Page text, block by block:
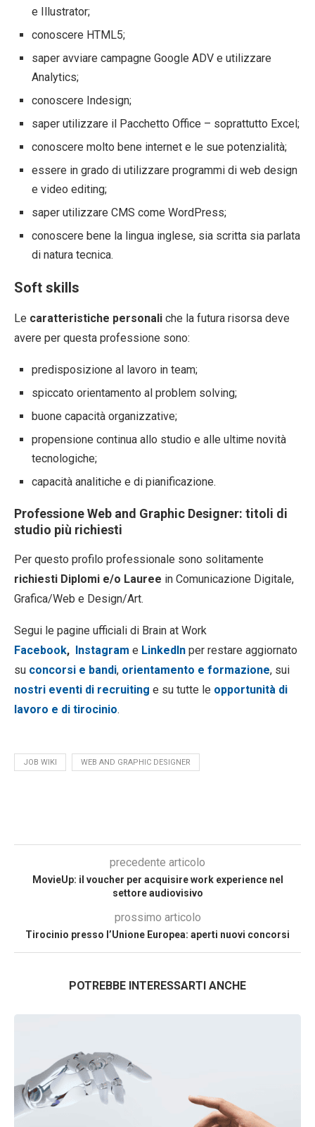
e Illustrator;
conoscere HTML5;
saper avviare campagne Google ADV e utilizzare
Analytics;
conoscere Indesign;
saper utilizzare il Pacchetto Office – soprattutto Excel;
conoscere molto bene internet e le sue potenzialità;
essere in grado di utilizzare programmi di web design
e video editing;
saper utilizzare CMS come WordPress;
conoscere bene la lingua inglese, sia scritta sia parlata
di natura tecnica.
Soft skills
Le caratteristiche personali che la futura risorsa deve
avere per questa professione sono:
predisposizione al lavoro in team;
spiccato orientamento al problem solving;
buone capacità organizzative;
propensione continua allo studio e alle ultime novità
tecnologiche;
capacità analitiche e di pianificazione.
Professione Web and Graphic Designer: titoli di
studio più richiesti
Per questo profilo professionale sono solitamente
richiesti Diplomi e/o Lauree in Comunicazione Digitale,
Grafica/Web e Design/Art.
Segui le pagine ufficiali di Brain at Work
Facebook, Instagram e LinkedIn per restare aggiornato
su concorsi e bandi, orientamento e formazione, sui
nostri eventi di recruiting e su tutte le opportunità di
lavoro e di tirocinio.
JOB WIKI WEB AND GRAPHIC DESIGNER
precedente articolo
MovieUp: il voucher per acquisire work experience nel
settore audiovisivo
prossimo articolo
Tirocinio presso l’Unione Europea: aperti nuovi concorsi
POTREBBE INTERESSARTI ANCHE